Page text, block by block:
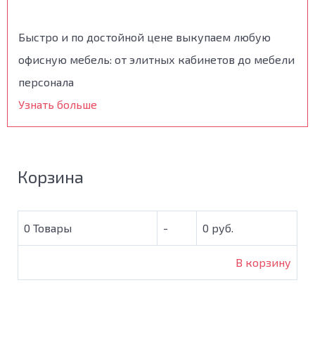
Быстро и по достойной цене выкупаем любую
офисную мебель: от элитных кабинетов до мебели
персонала
Узнать больше
Корзина
0 Товары - 0 руб.
В корзину